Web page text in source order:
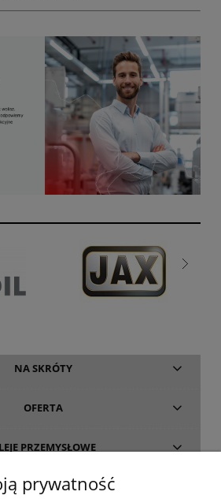
NA SKRÓTY
OFERTA
PRZEMYSŁOWE
INFORMACJE
prywatność